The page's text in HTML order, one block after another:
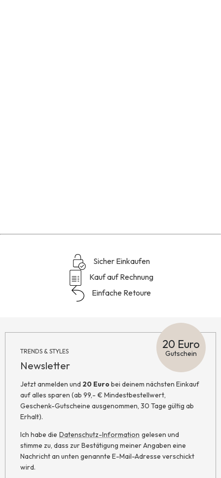
Sicher Einkaufen
Kauf auf Rechnung
Einfache Retoure
TRENDS & STYLES
Newsletter
20 Euro
Gutschein
Jetzt anmelden und 20 Eurobei deinem nächsten Einkauf
auf alles sparen (ab 99,- € Mindestbestellwert,
Geschenk-Gutscheine ausgenommen, 30 Tage gültig ab
Erhalt).
Ich habe die Datenschutz-Information gelesen und
stimme zu, dass zur Bestätigung meiner Angaben eine
Nachricht an unten genannte E-Mail-Adresse verschickt
wird.